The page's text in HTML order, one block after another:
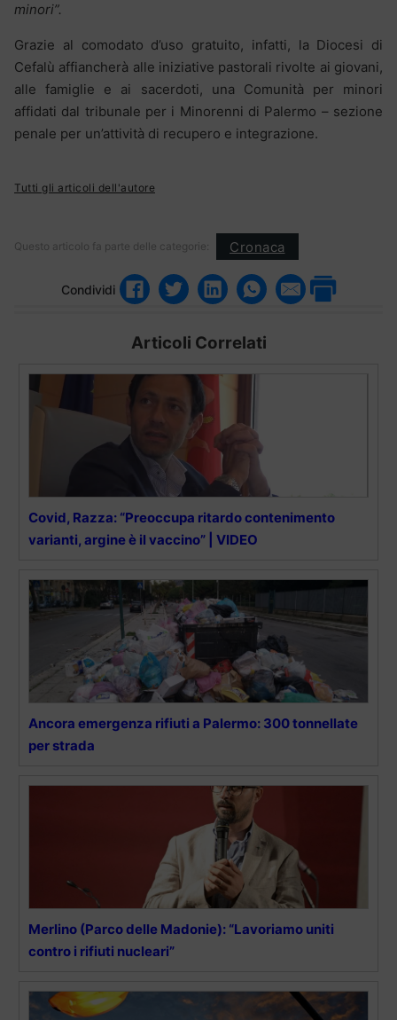
minori”.
Grazie al comodato d’uso gratuito, infatti, la Diocesi di
Cefalù affiancherà alle iniziative pastorali rivolte ai giovani,
alle famiglie e ai sacerdoti, una Comunità per minori
affidati dal tribunale per i Minorenni di Palermo – sezione
penale per un’attività di recupero e integrazione.
Tutti gli articoli dell'autore
Questo articolo fa parte delle categorie: Cronaca
Condividi
Articoli Correlati
Covid, Razza: “Preoccupa ritardo contenimento
varianti, argine è il vaccino” | VIDEO
Ancora emergenza rifiuti a Palermo: 300 tonnellate
per strada
Merlino (Parco delle Madonie): “Lavoriamo uniti
contro i rifiuti nucleari”